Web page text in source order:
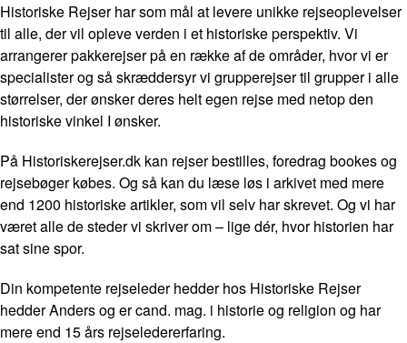
Historiske Rejser har som mål at levere unikke rejseoplevelser
til alle, der vil opleve verden i et historiske perspektiv. Vi
arrangerer pakkerejser på en række af de områder, hvor vi er
specialister og så skræddersyr vi grupperejser til grupper i alle
størrelser, der ønsker deres helt egen rejse med netop den
historiske vinkel I ønsker.
På Historiskerejser.dk kan rejser bestilles, foredrag bookes og
rejsebøger købes. Og så kan du læse løs i arkivet med mere
end 1200 historiske artikler, som vil selv har skrevet. Og vi har
været alle de steder vi skriver om – lige dér, hvor historien har
sat sine spor.
Din kompetente rejseleder hedder hos Historiske Rejser
hedder Anders og er cand. mag. i historie og religion og har
mere end 15 års rejseledererfaring.